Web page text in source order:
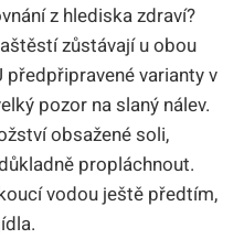
z hlediska zdraví?
zůstávají u obou
varianty v
pozor na slaný nálev.
obsažené soli,
propláchnout.
vodou ještě předtím,